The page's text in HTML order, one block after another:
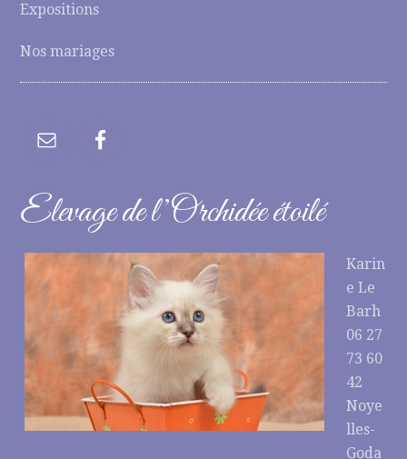
Expositions
Nos mariages
Elevage de l’Orchidée étoilé
Karin
e Le
Barh
06 27
73 60
42
Noye
lles-
Goda